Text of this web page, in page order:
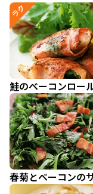
ラク
鮭のベーコンロー
春菊とベーコンの